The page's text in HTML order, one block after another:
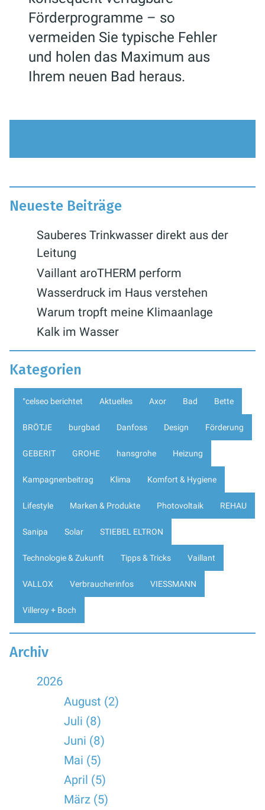
Förderprogramme – so
vermeiden Sie typische Fehler
und holen das Maximum aus
Ihrem neuen Bad heraus.
Neueste Beiträge
Sauberes Trinkwasser direkt aus der
Leitung
Vaillant aroTHERM perform
Wasserdruck im Haus verstehen
Warum tropft meine Klimaanlage
Kalk im Wasser
Kategorien
°celseo berichtet Aktuelles Axor Bad Bette
BRÖTJE burgbad Danfoss Design Förderung
GEBERIT GROHE hansgrohe Heizung
Kampagnenbeitrag Klima Komfort & Hygiene
Lifestyle Marken & Produkte Photovoltaik REHAU
Sanipa Solar STIEBEL ELTRON
Technologie & Zukunft Tipps & Tricks Vaillant
VALLOX Verbraucherinfos VIESSMANN
Villeroy + Boch
Archiv
2026
August (2)
Juli (8)
Juni (8)
Mai (5)
April (5)
März (5)